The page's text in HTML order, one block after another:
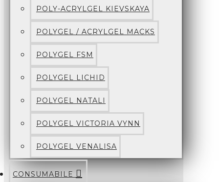
POLY-ACRYLGEL KIEVSKAYA
POLYGEL / ACRYLGEL MACKS
POLYGEL FSM
POLYGEL LICHID
POLYGEL NATALI
POLYGEL VICTORIA VYNN
POLYGEL VENALISA
CONSUMABILE